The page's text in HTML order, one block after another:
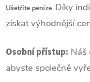
Ušetříte peníze: Díky
získat výhodnější
Osobní přístup: Náš
abyste společně